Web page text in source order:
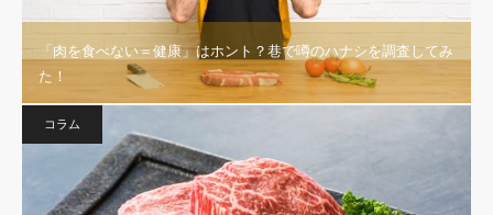
「肉を食べない＝健康」はホント？巷で噂のハナシを調査してみ
た！
コラム